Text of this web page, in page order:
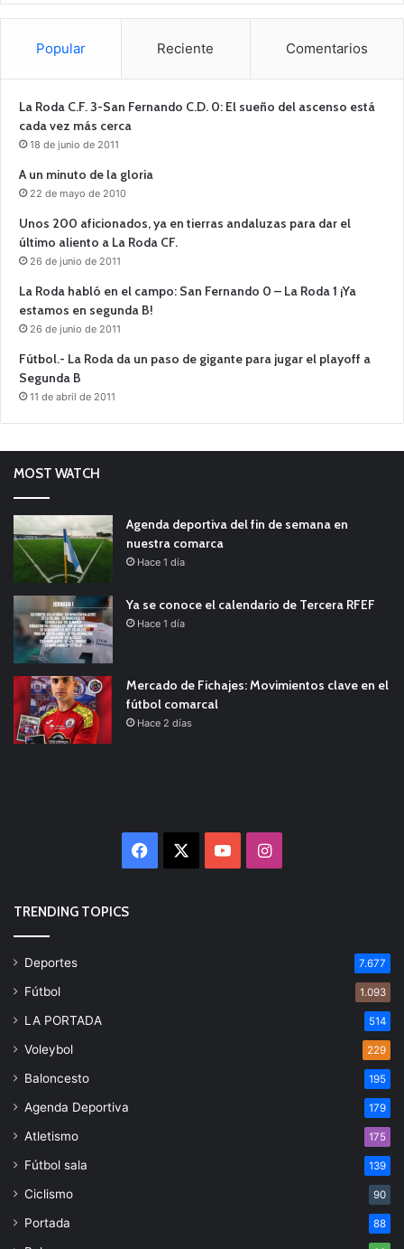
Popular Reciente Comentarios
La Roda C.F. 3-San Fernando C.D. 0: El sueño del ascenso está
cada vez más cerca
18 de junio de 2011
A un minuto de la gloria
22 de mayo de 2010
Unos 200 aficionados, ya en tierras andaluzas para dar el
último aliento a La Roda CF.
26 de junio de 2011
La Roda habló en el campo: San Fernando 0 – La Roda 1 ¡Ya
estamos en segunda B!
26 de junio de 2011
Fútbol.- La Roda da un paso de gigante para jugar el playoff a
Segunda B
11 de abril de 2011
MOST WATCH
Agenda deportiva del fin de semana en
nuestra comarca
Hace 1 día
Ya se conoce el calendario de Tercera RFEF
Hace 1 día
Mercado de Fichajes: Movimientos clave en el
fútbol comarcal
Hace 2 días
Facebook YouTubeInstagram
TRENDING TOPICS
Deportes 7.677
Fútbol 1.093
LA PORTADA 514
Voleybol 229
Baloncesto 195
Agenda Deportiva 179
Atletismo 175
Fútbol sala 139
Ciclismo 90
Portada 88